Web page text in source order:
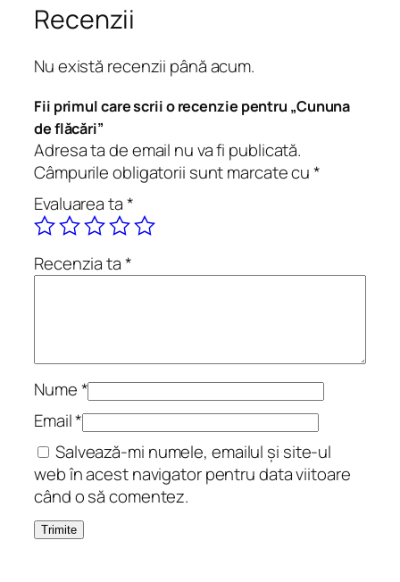
C
u
n
u
n
a
d
e
l
ă
c
ă
Recenzii
Nu există recenzii până acum.
Fii primul care scrii o recenzie pentru „Cununa
de flăcări”
Adresa ta de email nu va fi publicată.
Câmpurile obligatorii sunt marcate cu*
Evaluarea ta*
Recenzia ta*
Nume*
Email*
Salvează-mi numele, emailul și site-ul
web în acest navigator pentru data viitoare
când o să comentez.